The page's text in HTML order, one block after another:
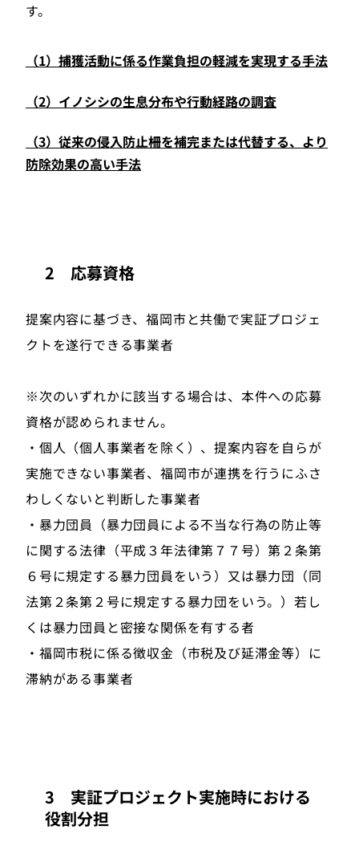
す。
（1）捕獲活動に係る作業負担の軽減を実現する手法
（2）イノシシの生息分布や行動経路の調査
（3）従来の侵入防止柵を補完または代替する、より
防除効果の高い手法
2 応募資格
提案内容に基づき、福岡市と共働で実証プロジェ
クトを遂行できる事業者
※次のいずれかに該当する場合は、本件への応募
資格が認められません。
・個人（個人事業者を除く）、提案内容を自らが
実施できない事業者、福岡市が連携を行うにふさ
わしくないと判断した事業者
・暴力団員（暴力団員による不当な行為の防止等
に関する法律（平成３年法律第７７号）第２条第
６号に規定する暴力団員をいう）又は暴力団（同
法第２条第２号に規定する暴力団をいう。）若し
くは暴力団員と密接な関係を有する者
・福岡市税に係る徴収金（市税及び延滞金等）に
滞納がある事業者
3 実証プロジェクト実施時における
役割分担